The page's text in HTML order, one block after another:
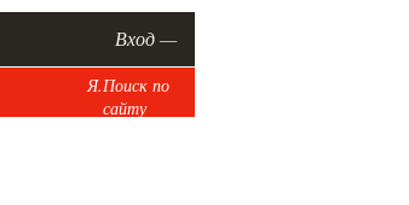
Вход —
Я.Поиск по
сайту